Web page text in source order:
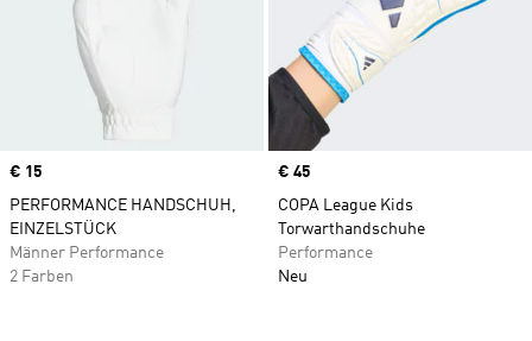
Price
€ 15
PERFORMANCE HANDSCHUH,
EINZELSTÜCK
Männer Performance
2 Farben
Price
€ 45
COPA League Kids
Torwarthandschuhe
Performance
Neu